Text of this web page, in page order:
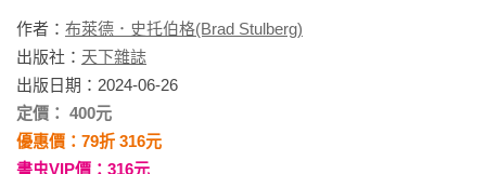
作者： 布萊德．史托伯格(Brad Stulberg)
出版社： 天下雜誌
出版日期：2024-06-26
定價： 400元
優惠價：79折 316元
書虫VIP價：316元